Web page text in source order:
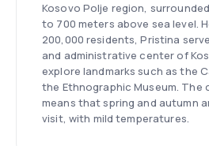
Kosovo Polje region,
to 700 meters above sea level.
200,000 residents, Pristina
and administrative center of
explore landmarks such as the
the Ethnographic Museum.
means that spring and autumn
visit, with mild temperatures.